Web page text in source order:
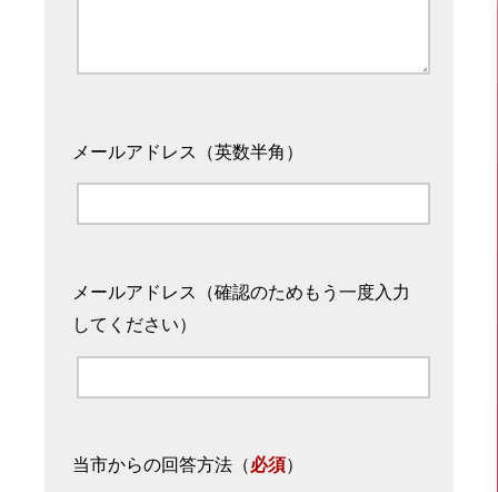
メールアドレス（英数半角）
メールアドレス（確認のためもう一度入力
してください）
当市からの回答方法 （必須）